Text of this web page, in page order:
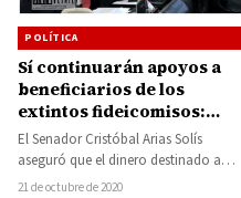
POLÍTICA
Sí continuarán apoyos a
beneficiarios de los
extintos fideicomisos:
Cristóbal Arias
El Senador Cristóbal Arias Solís
aseguró que el dinero destinado a
fines como la cultura, la ciencia, el…
21 de octubre de 2020